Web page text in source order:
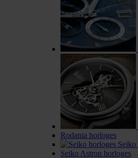
Rodania horloges
Seiko
Seiko Astron horloges